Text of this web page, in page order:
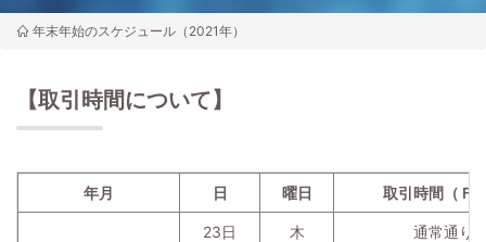
年末年始のスケジュール（2021年）
【取引時間について】
年月 日 曜日 取引時間（Ｆ
23日 木 通常通り